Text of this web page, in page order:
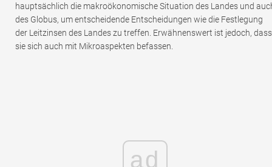
hauptsächlich die makroökonomische Situation des Landes und
des Globus, um entscheidende Entscheidungen wie die Festlegung
der Leitzinsen des Landes zu treffen. Erwähnenswert ist jedoch, dass
sie sich auch mit Mikroaspekten befassen.
ad